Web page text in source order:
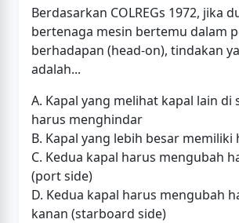
Berdasarkan COLREGs 1972, jika
bertenaga mesin bertemu dalam
berhadapan (head-on), tindakan
adalah...
A. Kapal yang melihat kapal lain di
harus menghindar
B. Kapal yang lebih besar memiliki
C. Kedua kapal harus mengubah
(port side)
D. Kedua kapal harus mengubah
kanan (starboard side)